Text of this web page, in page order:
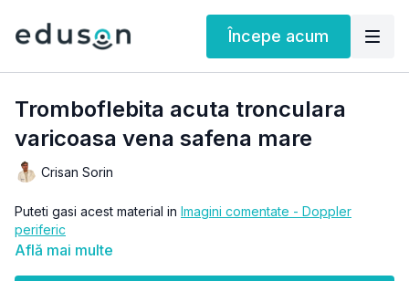
Începe acum
Tromboflebita acuta tronculara
varicoasa vena safena mare
Crisan Sorin
Puteti gasi acest material in Imagini comentate - Doppler
periferic
Află mai multe